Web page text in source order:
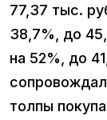
77,37 тыс.
38,7%, до
на 52%, до
толпы